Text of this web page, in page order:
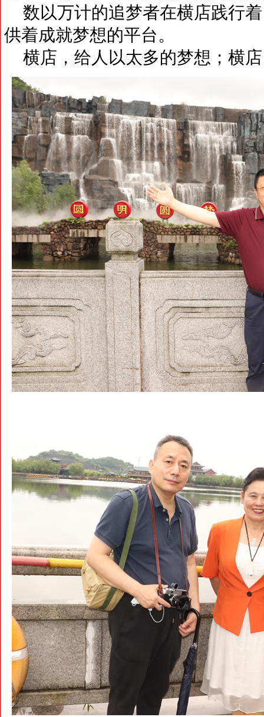
数以万计的追梦者在横店践行
供着成就梦想的平台。
横店，给人以太多的梦想；横